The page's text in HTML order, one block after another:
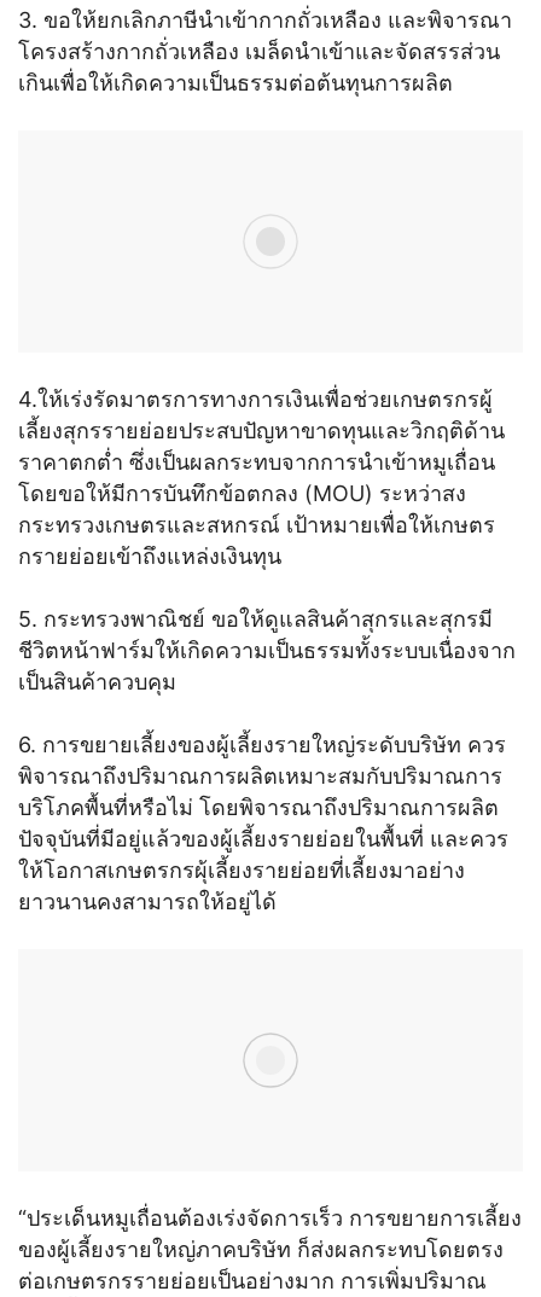
3. ขอให้ยกเลิกภาษีนำเข้ากากถั่วเหลือง และพิจารณา
โครงสร้างกากถั่วเหลือง เมล็ดนำเข้าและจัดสรรส่วน
เกินเพื่อให้เกิดความเป็นธรรมต่อต้นทุนการผลิต
4.ให้เร่งรัดมาตรการทางการเงินเพื่อช่วยเกษตรกรผู้
เลี้ยงสุกรรายย่อยประสบปัญหาขาดทุนและวิกฤติด้าน
ราคาตกต่ำ ซึ่งเป็นผลกระทบจากการนำเข้าหมูเถื่อน
โดยขอให้มีการบันทึกข้อตกลง (MOU) ระหว่าสง
กระทรวงเกษตรและสหกรณ์ เป้าหมายเพื่อให้เกษตร
กรายย่อยเข้าถึงแหล่งเงินทุน
5. กระทรวงพาณิชย์ ขอให้ดูแลสินค้าสุกรและสุกรมี
ชีวิตหน้าฟาร์มให้เกิดความเป็นธรรมทั้งระบบเนื่องจาก
เป็นสินค้าควบคุม
6. การขยายเลี้ยงของผู้เลี้ยงรายใหญ่ระดับบริษัท ควร
พิจารณาถึงปริมาณการผลิตเหมาะสมกับปริมาณการ
บริโภคพื้นที่หรือไม่ โดยพิจารณาถึงปริมาณการผลิต
ปัจจุบันที่มีอยู่แล้วของผู้เลี้ยงรายย่อยในพื้นที่ และควร
ให้โอกาสเกษตรกรผุ้เลี้ยงรายย่อยที่เลี้ยงมาอย่าง
ยาวนานคงสามารถให้อยู่ได้
“ประเด็นหมูเถื่อนต้องเร่งจัดการเร็ว การขยายการเลี้ยง
ของผู้เลี้ยงรายใหญ่ภาคบริษัท ก็ส่งผลกระทบโดยตรง
ต่อเกษตรกรรายย่อยเป็นอย่างมาก การเพิ่มปริมาณ